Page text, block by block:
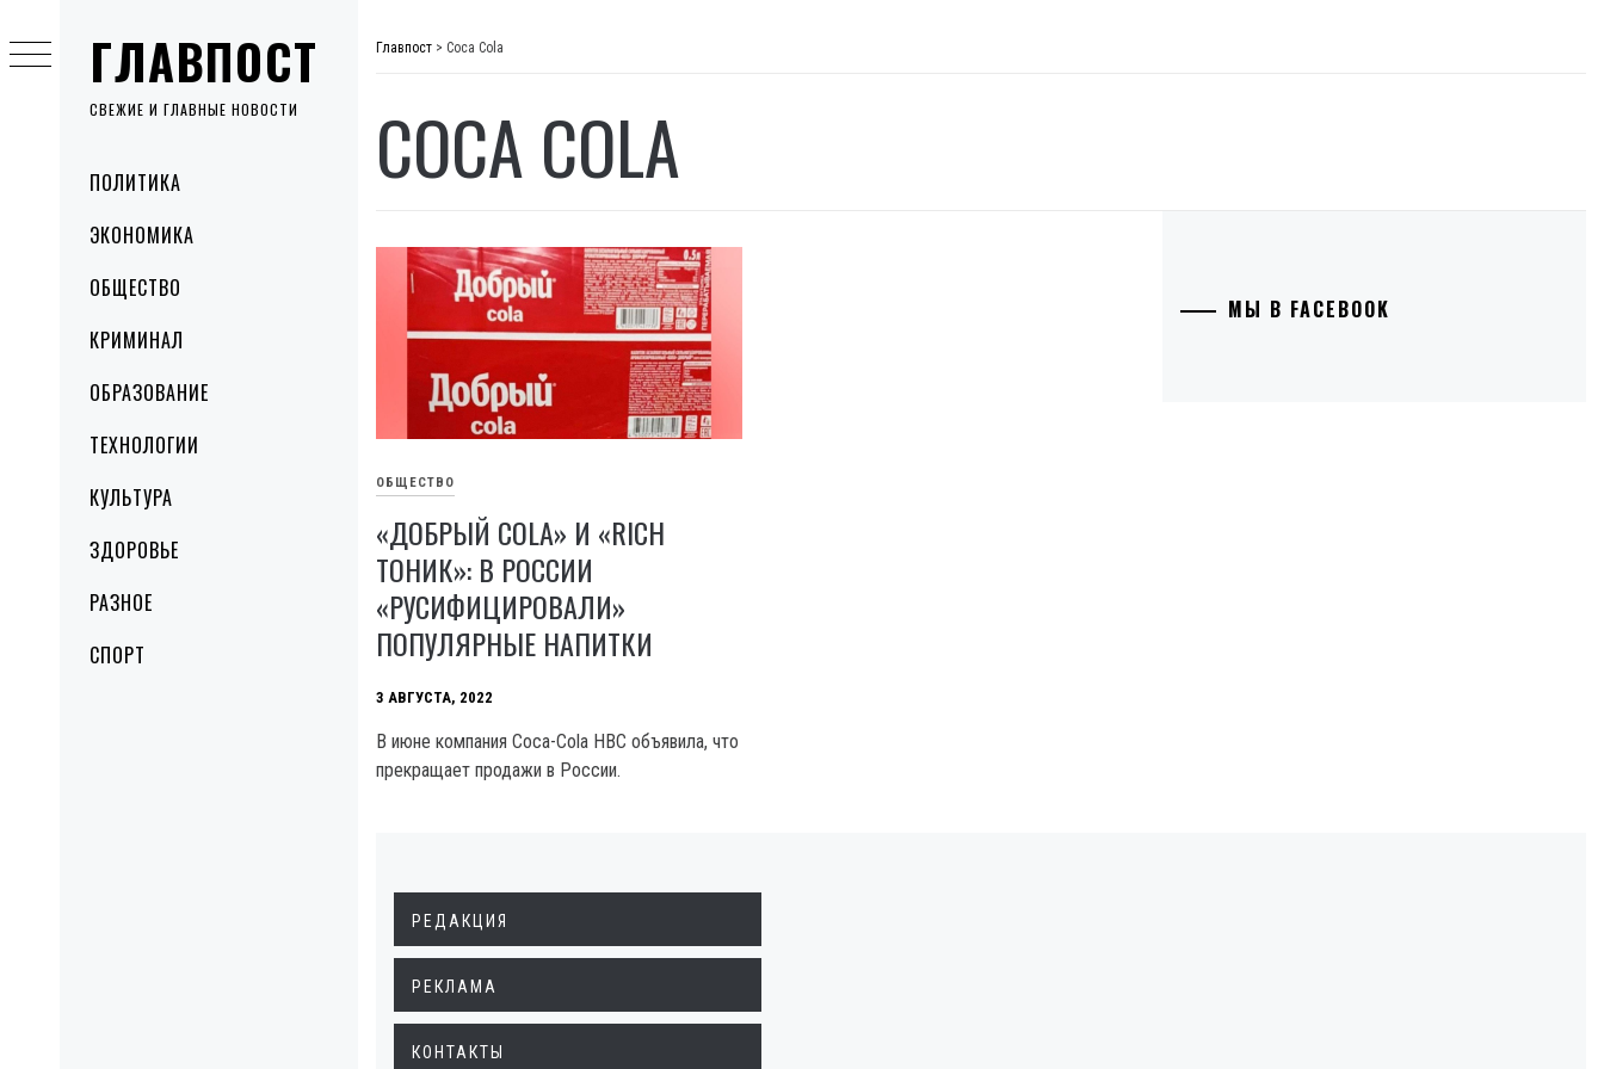
ГЛАВПОСТ
СВЕЖИЕ И ГЛАВНЫЕ НОВОСТИ
MenuПОЛИТИКА
ЭКОНОМИКА
ОБЩЕСТВО
КРИМИНАЛ
ОБРАЗОВАНИЕ
ТЕХНОЛОГИИ
КУЛЬТУРА
ЗДОРОВЬЕ
РАЗНОЕ
СПОРТ
to
content
Главпост > Coca Cola
COCA COLA
ОБЩЕСТВО
«ДОБРЫЙ COLA» И «RICH
ТОНИК»: В РОССИИ
«РУСИФИЦИРОВАЛИ»
ПОПУЛЯРНЫЕ НАПИТКИ
3 АВГУСТА, 2022
В июне компания Coca-Cola HBC объявила, что
прекращает продажи в России.
МЫ В FACEBOOK
РЕДАКЦИЯ
РЕКЛАМА
КОНТАКТЫ